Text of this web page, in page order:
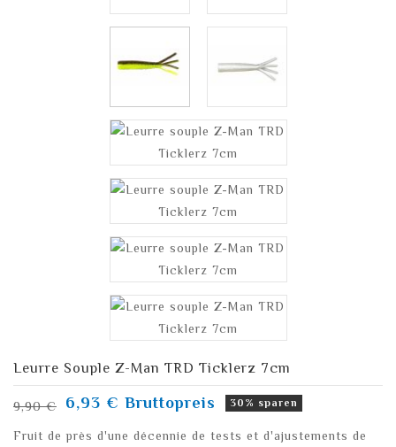
Leurre Souple Z-Man TRD Ticklerz 7cm
9,90 € 6,93 € Bruttopreis 30% sparen
Fruit de près d'une décennie de tests et d'ajustements de